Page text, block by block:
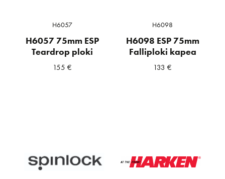
H6057
H6057 75mm ESP
Teardrop ploki
155€
H6098
H6098 ESP 75mm
Falliploki kapea
133€